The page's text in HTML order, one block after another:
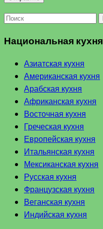
Национальная кухня
Азиатская кухня
Американская кухня
Арабская кухня
Африканская кухня
Восточная кухня
Греческая кухня
Европейская кухня
Итальянская кухня
Мексиканская кухня
Русская кухня
Французская кухня
Веганская кухня
Индийская кухня